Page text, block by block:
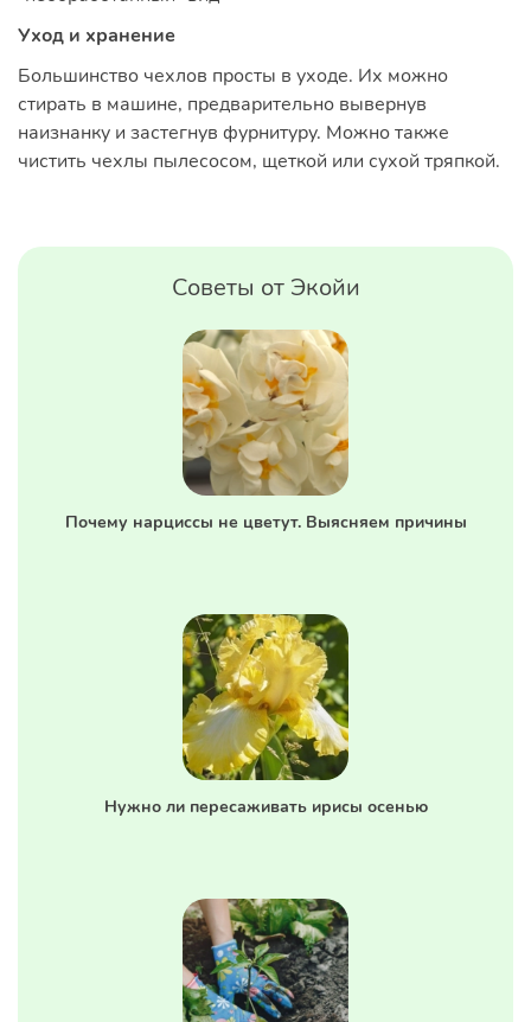
Уход и хранение
Большинство чехлов просты в уходе. Их можно
стирать в машине, предварительно вывернув
наизнанку и застегнув фурнитуру. Можно также
чистить чехлы пылесосом, щеткой или сухой тряпкой.
Советы от Экойи
Почему нарциссы не цветут. Выясняем причины
Нужно ли пересаживать ирисы осенью